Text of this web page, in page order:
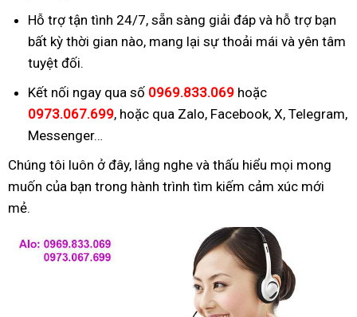
Hỗ trợ tận tình 24/7, sẵn sàng giải đáp và hỗ trợ bạn
bất kỳ thời gian nào, mang lại sự thoải mái và yên tâm
tuyệt đối.
Kết nối ngay qua số 0969.833.069 hoặc
0973.067.699, hoặc qua Zalo, Facebook, X, Telegram,
Messenger…
Chúng tôi luôn ở đây, lắng nghe và thấu hiểu mọi mong
muốn của bạn trong hành trình tìm kiếm cảm xúc mới
mẻ.